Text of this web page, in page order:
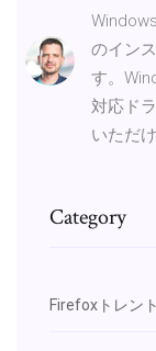
のイン
す。
対応ド
いただけ
Category
Firefoxトレン